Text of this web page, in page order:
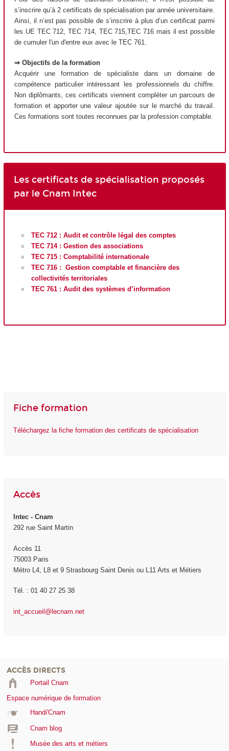
s’inscrire qu’à 2 certificats de spécialisation par année universitaire.
Ainsi, il n’est pas possible de s’inscrire à plus d’un certificat parmi
les UE TEC 712, TEC 714, TEC 715,TEC 716 mais il est possible
de cumuler l'un d'entre eux avec le TEC 761.
⇒ Objectifs de la formation
Acquérir une formation de spécialiste dans un domaine de
compétence particulier intéressant les professionnels du chiffre.
Non diplômants, ces certificats viennent compléter un parcours de
formation et apporter une valeur ajoutée sur le marché du travail.
Ces formations sont toutes reconnues par la profession comptable.
Les certificats de spécialisation proposés
par le Cnam Intec
TEC 712 : Audit et contrôle légal des comptes
TEC 714 : Gestion des associations
TEC 715 : Comptabilité internationale
TEC 716 : Gestion comptable et financière des
collectivités territoriales
TEC 761 : Audit des systèmes d’information
Fiche formation
Téléchargez la fiche formation des certificats de spécialisation
Accès
Intec - Cnam
292 rue Saint Martin
Accès 11
75003 Paris
Métro L4, L8 et 9 Strasbourg Saint Denis ou L11 Arts et Métiers
Tél. : 01 40 27 25 38
int_accueil@lecnam.net
ACCÈS DIRECTS
Portail Cnam
Espace numérique de formation
Handi'Cnam
Cnam blog
Musée des arts et métiers